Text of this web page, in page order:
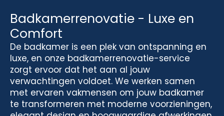
Badkamerrenovatie - Luxe en
Comfort
De badkamer is een plek van ontspanning en
luxe, en onze badkamerrenovatie-service
zorgt ervoor dat het aan al jouw
verwachtingen voldoet. We werken samen
met ervaren vakmensen om jouw badkamer
te transformeren met moderne voorzieningen,